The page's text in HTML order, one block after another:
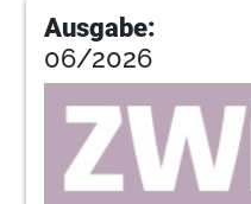
Ausgabe:
06/2026